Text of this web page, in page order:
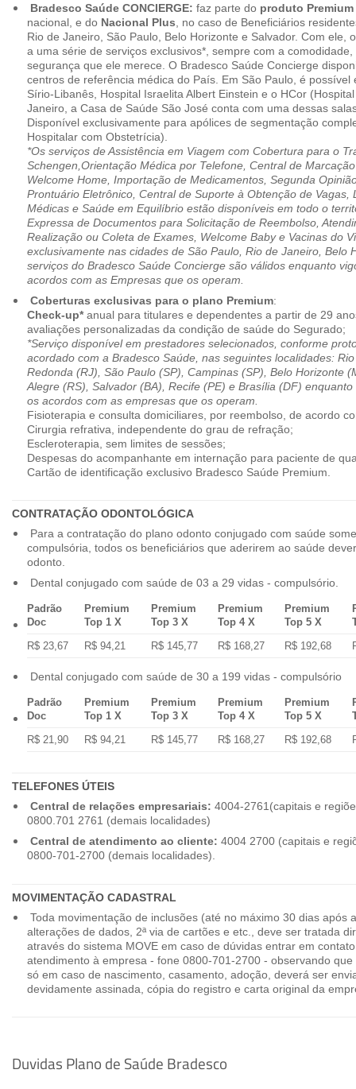
Bradesco Saúde CONCIERGE: faz parte do produto Premium
nacional, e do Nacional Plus , no caso de Beneficiários
Rio de Janeiro, São Paulo, Belo Horizonte e Salvador. Com ele,
a uma série de serviços exclusivos*, sempre com a
segurança que ele merece. O Bradesco Saúde Concierge
centros de referência médica do País. Em São Paulo, é possível
Sírio-Libanês, Hospital Israelita Albert Einstein e o HCor
Janeiro, a Casa de Saúde São José conta com uma dessas
Disponível exclusivamente para apólices de segmentação
Hospitalar com Obstetrícia).
*Os serviços de Assistência em Viagem com Cobertura para o
Schengen,Orientação Médica por Telefone, Central de
Welcome Home, Importação de Medicamentos, Segunda
Prontuário Eletrônico, Central de Suporte à Obtenção de Vagas,
Médicas e Saúde em Equilíbrio estão disponíveis em todo o
Expressa de Documentos para Solicitação de Reembolso,
Realização ou Coleta de Exames, Welcome Baby e Vacinas do
exclusivamente nas cidades de São Paulo, Rio de Janeiro, Belo
serviços do Bradesco Saúde Concierge são válidos enquanto
acordos com as Empresas que os operam.
Coberturas exclusivas para o plano Premium:
Check-up*anual para titulares e dependentes a partir de 29
avaliações personalizadas da condição de saúde do Segurado;
*Serviço disponível em prestadores selecionados, conforme
acordado com a Bradesco Saúde, nas seguintes localidades:
Redonda (RJ), São Paulo (SP), Campinas (SP), Belo Horizonte
Alegre (RS), Salvador (BA), Recife (PE) e Brasília (DF)
os acordos com as empresas que os operam.
Fisioterapia e consulta domiciliares, por reembolso, de acordo
Cirurgia refrativa, independente do grau de refração;
Escleroterapia, sem limites de sessões;
Despesas do acompanhante em internação para paciente de
Cartão de identificação exclusivo Bradesco Saúde Premium.
CONTRATAÇÃO ODONTOLÓGICA
Para a contratação do plano odonto conjugado com saúde
compulsória, todos os beneficiários que aderirem ao saúde
odonto.
Dental conjugado com saúde de 03 a 29 vidas - compulsório.
Padrão
Doc
Premium
Top 1 X
Premium
Top 3 X
Premium
Top 4 X
Premium
Top 5 X
R$ 23,67
R$ 94,21 R$ 145,77 R$ 168,27 R$ 192,68
Dental conjugado com saúde de 30 a 199 vidas - compulsório
Padrão
Doc
Premium
Top 1 X
Premium
Top 3 X
Premium
Top 4 X
Premium
Top 5 X
R$ 21,90
R$ 94,21 R$ 145,77 R$ 168,27 R$ 192,68
TELEFONES ÚTEIS
Central de relações empresariais: 4004-2761(capitais e
0800.701 2761 (demais localidades)
Central de atendimento ao cliente: 4004 2700 (capitais e
0800-701-2700 (demais localidades).
MOVIMENTAÇÃO CADASTRAL
Toda movimentação de inclusões (até no máximo 30 dias após
alterações de dados, 2ª via de cartões e etc., deve ser tratada
através do sistema MOVE em caso de dúvidas entrar em
atendimento à empresa - fone 0800-701-2700 - observando
só em caso de nascimento, casamento, adoção, deverá ser
devidamente assinada, cópia do registro e carta original da
Duvidas Plano de Saúde Bradesco